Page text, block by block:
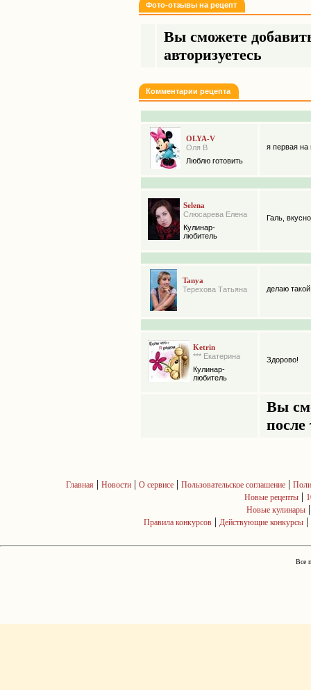
Фото-отзывы на рецепт
Вы сможете
авторизуетесь
Комментарии рецепта
OLYA-V
Оля В
Люблю готовить
я первая на
Selena
Слюсарева Елена
Кулинар-
любитель
Галь,
Tanya
Терехова Татьяна
делаю
Ketrin
*** Екатерина
Кулинар-
любитель
Здорово!
Вы
после
Главная | Новости| О сервисе| Пользовательское соглашение|
Новые рецепты |
Новые кулинары
Правила конкурсов | Действующие конкурсы |
Все